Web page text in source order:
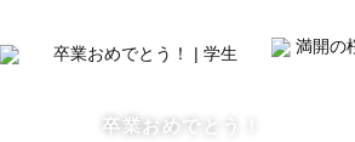
神奈川県・東京都を中心として活動し
卒業おめでとう！